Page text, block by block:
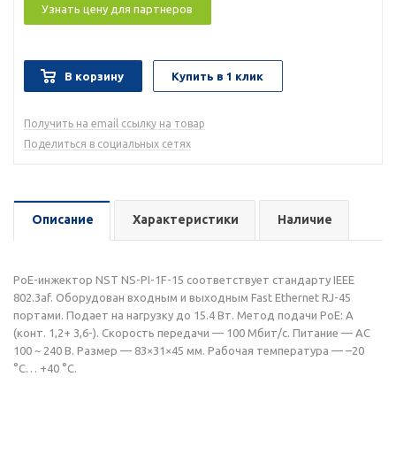
Узнать цену для партнеров
В корзину Купить в 1 клик
Получить на email ссылку на товар
Поделиться в социальных сетях
Описание Характеристики Наличие
PoE-инжектор NST NS-PI-1F-15 соответствует стандарту IEEE
802.3af. Оборудован входным и выходным Fast Ethernet RJ-45
портами. Подает на нагрузку до 15.4 Вт. Метод подачи PoE: A
(конт. 1,2+ 3,6-). Скорость передачи — 100 Мбит/c. Питание — AC
100 ~ 240 В. Размер — 83×31×45 мм. Рабочая температура — –20
°С… +40 °С.